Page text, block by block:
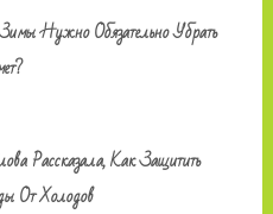
Нужно Обязательно Убрать
Рассказала, Как Защитить
От Холодов